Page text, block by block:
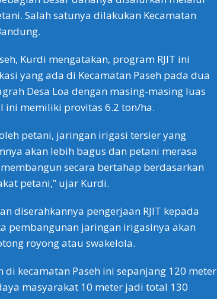
Salah satunya dilakukan Kecamatan
Kurdi mengatakan, program RJIT ini
yang ada di Kecamatan Paseh pada dua
Desa Loa dengan masing-masing luas
ini memiliki provitas 6.2 ton/ha.
petani, jaringan irigasi tersier yang
akan lebih bagus dan petani merasa
secara bertahap berdasarkan
petani,” ujar Kurdi.
diserahkannya pengerjaan RJIT kepada
pembangunan jaringan irigasinya akan
royong atau swakelola.
di kecamatan Paseh ini sepanjang 120 meter
masyarakat 10 meter jadi total 130